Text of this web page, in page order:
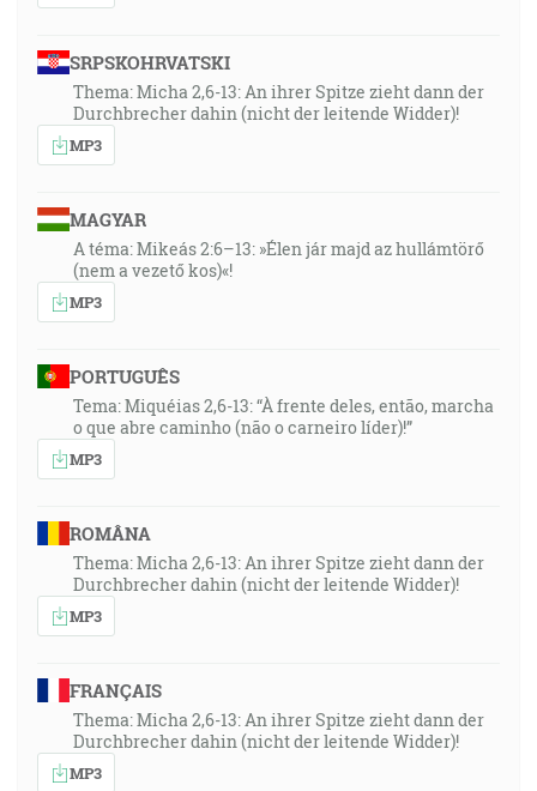
SRPSKOHRVATSKI
Thema: Micha 2,6-13: An ihrer Spitze zieht dann der
Durchbrecher dahin (nicht der leitende Widder)!
MP3
MAGYAR
A téma: Mikeás 2:6–13: »Élen jár majd az hullámtörő
(nem a vezető kos)«!
MP3
PORTUGUÊS
Tema: Miquéias 2,6-13: “À frente deles, então, marcha
o que abre caminho (não o carneiro líder)!”
MP3
ROMÂNA
Thema: Micha 2,6-13: An ihrer Spitze zieht dann der
Durchbrecher dahin (nicht der leitende Widder)!
MP3
FRANÇAIS
Thema: Micha 2,6-13: An ihrer Spitze zieht dann der
Durchbrecher dahin (nicht der leitende Widder)!
MP3